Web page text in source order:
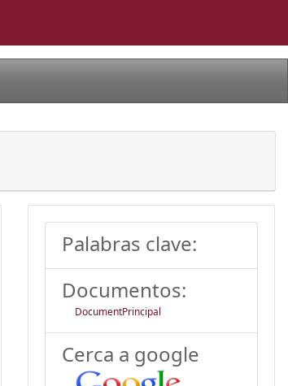
Palabras clave:
Documentos:
DocumentPrincipal
Cerca a google